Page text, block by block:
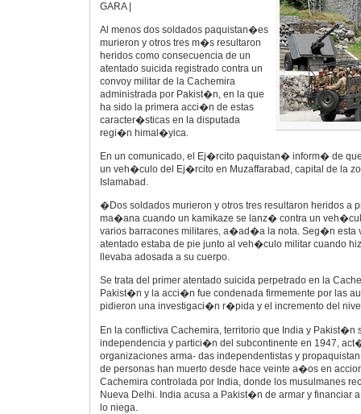
GARA |
Al menos dos soldados paquistan�es
murieron y otros tres m�s resultaron
heridos como consecuencia de un
atentado suicida registrado contra un
convoy militar de la Cachemira
administrada por Pakist�n, en la que
ha sido la primera acci�n de estas
caracter�sticas en la disputada
regi�n himal�yica.
En un comunicado, el Ej�rcito paquistan� inform� de
un veh�culo del Ej�rcito en Muzaffarabad, capital de la
Islamabad.
�Dos soldados murieron y otros tres resultaron heridos a
ma�ana cuando un kamikaze se lanz� contra un
varios barracones militares, a�ad�a la nota. Seg�n esta
atentado estaba de pie junto al veh�culo militar cuando
llevaba adosada a su cuerpo.
Se trata del primer atentado suicida perpetrado en la
Pakist�n y la acci�n fue condenada firmemente por las
pidieron una investigaci�n r�pida y el incremento del
En la conflictiva Cachemira, territorio que India y Pakist�n
independencia y partici�n del subcontinente en 1947,
organizaciones arma- das independentistas y
de personas han muerto desde hace veinte a�os en
Cachemira controlada por India, donde los musulmanes
Nueva Delhi. India acusa a Pakist�n de armar y financiar
lo niega.